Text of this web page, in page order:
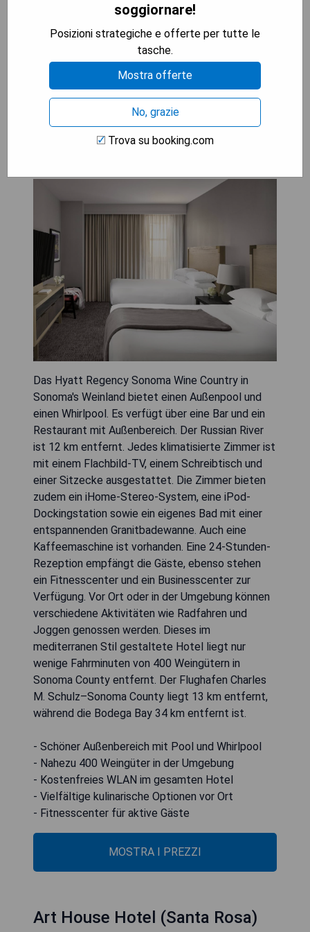
- Luxuriöse Unterkünfte
- Vielfältige Aktivitäten in der Umgebung
MOSTRA I PREZZI
Hyatt Regency Sonoma Wine
Das Hyatt Regency Sonoma Wine Country in
Sonoma's Weinland bietet einen Außenpool und
einen Whirlpool. Es verfügt über eine Bar und ein
Restaurant mit Außenbereich. Der Russian River
ist 12 km entfernt. Jedes klimatisierte Zimmer ist
mit einem Flachbild-TV, einem Schreibtisch und
einer Sitzecke ausgestattet. Die Zimmer bieten
zudem ein iHome-Stereo-System, eine iPod-
Dockingstation sowie ein eigenes Bad mit einer
entspannenden Granitbadewanne. Auch eine
Kaffeemaschine ist vorhanden. Eine 24-Stunden-
Rezeption empfängt die Gäste, ebenso stehen
ein Fitnesscenter und ein Businesscenter zur
Verfügung. Vor Ort oder in der Umgebung können
verschiedene Aktivitäten wie Radfahren und
Joggen genossen werden. Dieses im
mediterranen Stil gestaltete Hotel liegt nur
wenige Fahrminuten von 400 Weingütern in
Sonoma County entfernt. Der Flughafen Charles
M. Schulz–Sonoma County liegt 13 km entfernt,
während die Bodega Bay 34 km entfernt ist.
- Schöner Außenbereich mit Pool und Whirlpool
- Nahezu 400 Weingüter in der Umgebung
- Kostenfreies WLAN im gesamten Hotel
- Vielfältige kulinarische Optionen vor Ort
- Fitnesscenter für aktive Gäste
MOSTRA I PREZZI
Art House Hotel (Santa Rosa)
soggiornare!
Posizioni strategiche e offerte per tutte le
tasche.
Mostra offerte
No, grazie
Trova su booking.com